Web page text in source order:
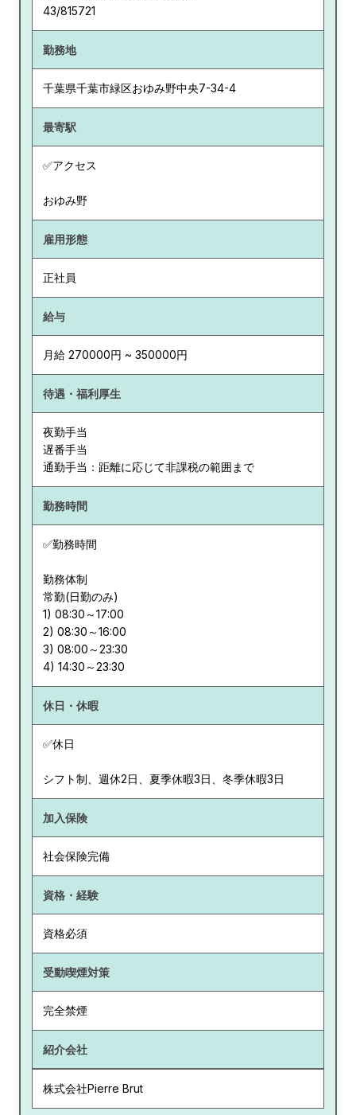
43/815721
勤務地
千葉県千葉市緑区おゆみ野中央7-34-4
最寄駅
✅アクセス
おゆみ野
雇用形態
正社員
給与
月給 270000円 ~ 350000円
待遇・福利厚生
夜勤手当
遅番手当
通勤手当：距離に応じて非課税の範囲まで
勤務時間
✅勤務時間
勤務体制
常勤(日勤のみ)
1) 08:30～17:00
2) 08:30～16:00
3) 08:00～23:30
休日・休暇
✅休日
シフト制、週休2日、夏季休暇3日、冬季休暇3日
加入保険
社会保険完備
資格・経験
資格必須
受動喫煙対策
完全禁煙
紹介会社
株式会社Pierre Brut